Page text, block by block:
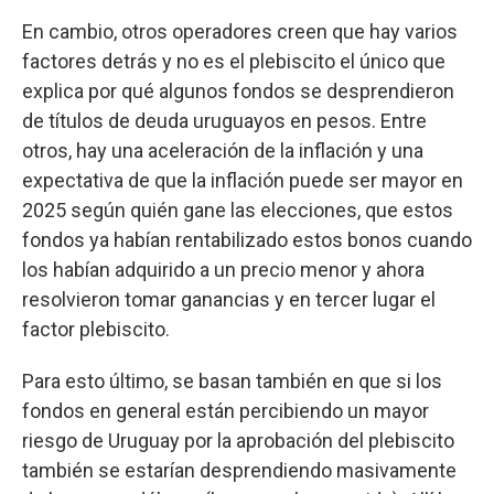
En cambio, otros operadores creen que hay varios
factores detrás y no es el plebiscito el único que
explica por qué algunos fondos se desprendieron
de títulos de deuda uruguayos en pesos. Entre
otros, hay una aceleración de la inflación y una
expectativa de que la inflación puede ser mayor en
2025 según quién gane las elecciones, que estos
fondos ya habían rentabilizado estos bonos cuando
los habían adquirido a un precio menor y ahora
resolvieron tomar ganancias y en tercer lugar el
factor plebiscito.
Para esto último, se basan también en que si los
fondos en general están percibiendo un mayor
riesgo de Uruguay por la aprobación del plebiscito
también se estarían desprendiendo masivamente